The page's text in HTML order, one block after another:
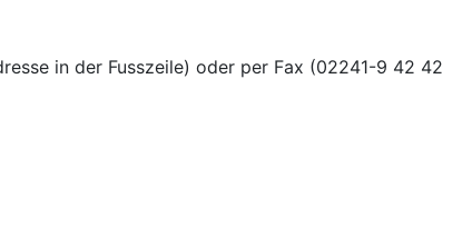
in der Fusszeile) oder per Fax (02241-9 42 42